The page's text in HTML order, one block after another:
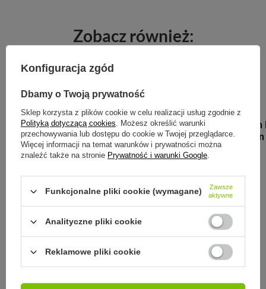
Zobacz również:
MONBENTO
Forest
B.Box Batman
240ml batman
69,00 zł
Konfiguracja zgód
Dbamy o Twoją prywatność
Sklep korzysta z plików cookie w celu realizacji usług zgodnie z
Polityką dotyczącą cookies. Możesz określić warunki
przechowywania lub dostępu do cookie w Twojej przeglądarce.
Więcej informacji na temat warunków i prywatności można
znaleźć także na stronie Prywatność i warunki Google.
Funkcjonalne pliki cookie (wymagane)
Zawsze
aktywne
Analityczne pliki cookie
Reklamowe pliki cookie